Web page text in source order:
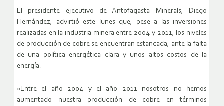
El presidente ejecutivo de Antofagasta Minerals, Diego
Hernández, advirtió este lunes que, pese a las inversiones
realizadas en la industria minera entre 2004 y 2011, los niveles
de producción de cobre se encuentran estancada, ante la falta
de una política energética clara y unos altos costos de la
energía.
«Entre el año 2004 y el año 2011 nosotros no hemos
aumentado nuestra producción de cobre en términos